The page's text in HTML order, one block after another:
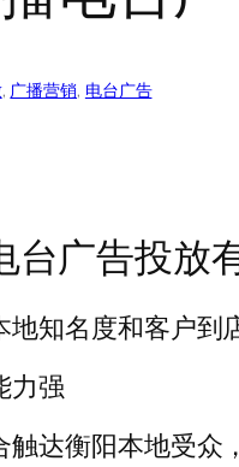
, 广播营销, 电台广告
台广告投放
知名度和客户到
力强
达衡阳本地受众